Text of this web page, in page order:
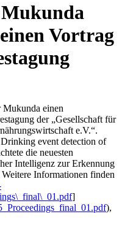
Vortrag
Mukunda einen
der „Gesellschaft für
e.V.“.
event detection of
die neuesten
Intelligenz zur Erkennung
Informationen finden
]
),